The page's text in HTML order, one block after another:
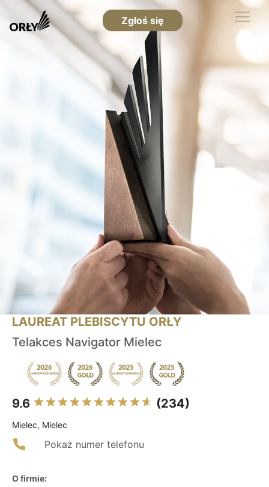
Zgłoś się
LAUREAT PLEBISCYTU ORŁY
Telakces Navigator Mielec
9.6 (234)
Mielec, Mielec
Pokaż numer telefonu
O firmie: